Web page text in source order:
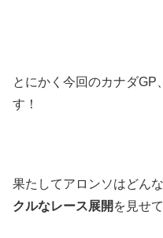
とにかく今回のカナダGP、
す！
果たしてアロンソはどんな
クルなレース展開 を見せ